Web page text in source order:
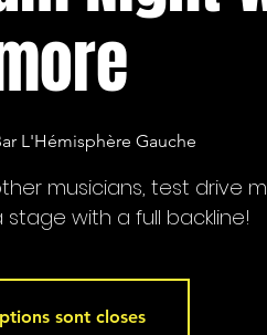
L'Hémisphère Gauche
musicians, test drive
with a full backline!
sont closes